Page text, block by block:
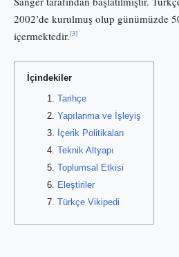
2002’de kurulmuş olup günümüzde
içermektedir.[3]
İçindekiler
Tarihçe
Yapılanma ve İşleyiş
İçerik Politikaları
Teknik Altyapı
Toplumsal Etkisi
Eleştiriler
Türkçe Vikipedi